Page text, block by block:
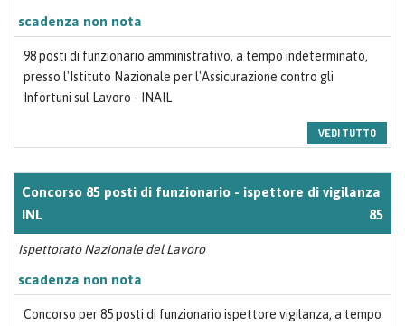
scadenza non nota
98 posti di funzionario amministrativo, a tempo indeterminato,
presso l'Istituto Nazionale per l'Assicurazione contro gli
Infortuni sul Lavoro - INAIL
VEDI TUTTO
Concorso 85 posti di funzionario - ispettore di vigilanza
INL
85
Ispettorato Nazionale del Lavoro
scadenza non nota
Concorso per 85 posti di funzionario ispettore vigilanza, a tempo